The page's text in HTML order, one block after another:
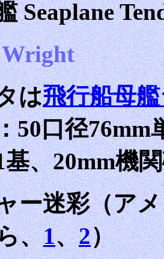
Seaplane
は飛行船母
50口径76mm
基、20mm機
ー迷彩（ア
、1、2）